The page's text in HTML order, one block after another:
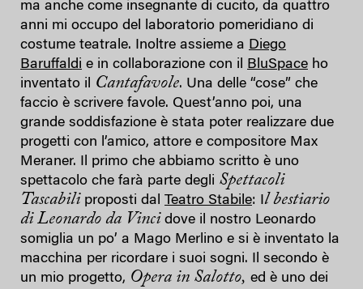
ma anche come insegnante di cucito, da quattro
anni mi occupo del laboratorio pomeridiano di
costume teatrale. Inoltre assieme a Diego
Baruffaldi e in collaborazione con il BluSpace ho
inventato il Cantafavole. Una delle “cose” che
faccio è scrivere favole. Quest’anno poi, una
grande soddisfazione è stata poter realizzare due
progetti con l’amico, attore e compositore Max
Meraner. Il primo che abbiamo scritto è uno
spettacolo che farà parte degli Spettacoli
Tascabili proposti dal Teatro Stabile: Il bestiario
di Leonardo da Vinci dove il nostro Leonardo
somiglia un po’ a Mago Merlino e si è inventato la
macchina per ricordare i suoi sogni. Il secondo è
un mio progetto, Opera in Salotto, ed è uno dei